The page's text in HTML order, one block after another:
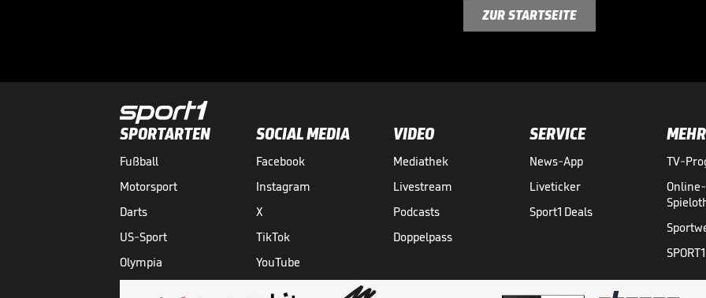
ZUR STARTSEITE
SPORTARTEN
Fußball
Motorsport
Darts
US-Sport
Olympia
SOCIAL MEDIA
Facebook
Instagram
X
TikTok
YouTube
VIDEO
Mediathek
Livestream
Podcasts
Doppelpass
SERVICE
News-App
Liveticker
Sport1 Deals
MEHR
TV-